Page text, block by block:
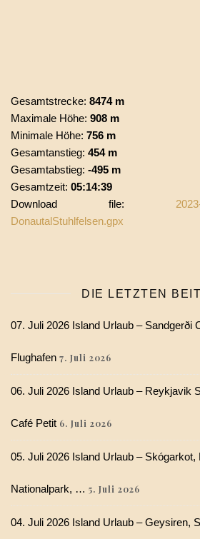
Gesamtstrecke: 8474 m
Maximale Höhe: 908 m
Minimale Höhe: 756 m
Gesamtanstieg: 454 m
Gesamtabstieg: -495 m
Gesamtzeit: 05:14:39
Download file:
DonautalStuhlfelsen.gpx
DIE LETZTEN
07. Juli 2026 Island Urlaub – Sandgerði
Flughafen 7. Juli 2026
06. Juli 2026 Island Urlaub – Reykjavik
Café Petit 6. Juli 2026
05. Juli 2026 Island Urlaub – Skógarkot,
Nationalpark, … 5. Juli 2026
04. Juli 2026 Island Urlaub – Geysiren,